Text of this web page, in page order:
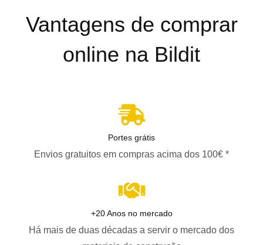
Vantagens de comprar
online na Bildit
Portes grátis
Envios gratuitos em compras acima dos 100€ *
+20 Anos no mercado
Há mais de duas décadas a servir o mercado dos